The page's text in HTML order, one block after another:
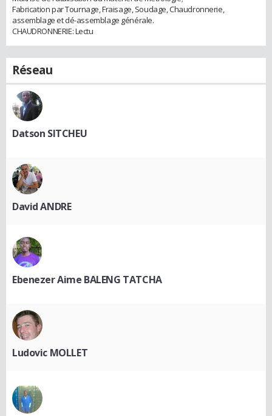
Fabrication par Tournage, Fraisage, Soudage, Chaudronnerie,
assemblage et dé-assemblage générale.
CHAUDRONNERIE: Lectu
Réseau
Datson SITCHEU
David ANDRE
Ebenezer Aime BALENG TATCHA
Ludovic MOLLET